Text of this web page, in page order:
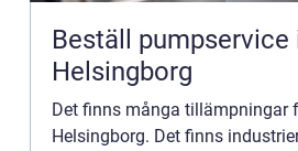
Beställ pumpservice
Helsingborg
Det finns många tillämpningar
Helsingborg. Det finns